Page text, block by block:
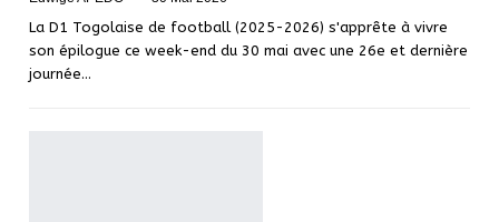
La D1 Togolaise de football (2025-2026) s'apprête à vivre
son épilogue ce week-end du 30 mai avec une 26e et dernière
journée…